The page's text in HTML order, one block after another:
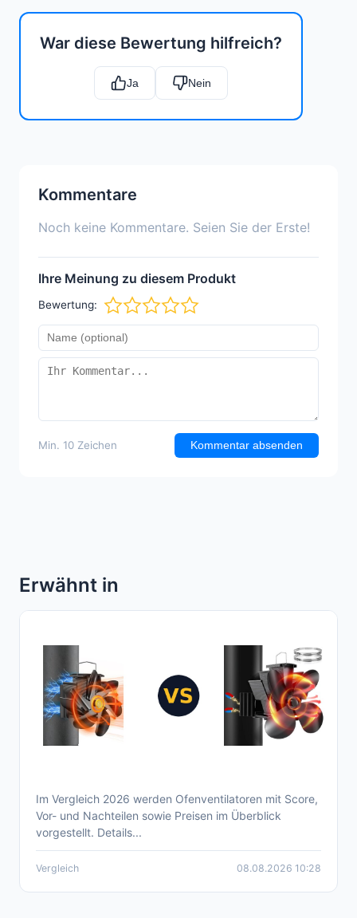
War diese Bewertung hilfreich?
Ja Nein
Kommentare
Noch keine Kommentare. Seien Sie der Erste!
Ihre Meinung zu diesem Produkt
Bewertung:
Min. 10 Zeichen Kommentar absenden
Erwähnt in
Aktueller Ofenventilator Vergleich 2026 –
Überblick zu Top-Modellen
Im Vergleich 2026 werden Ofenventilatoren mit Score,
Vor- und Nachteilen sowie Preisen im Überblick
vorgestellt. Details...
Vergleich 08.08.2026 10:28